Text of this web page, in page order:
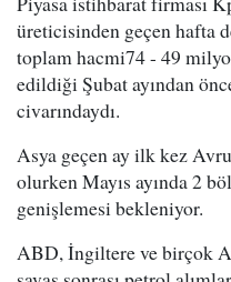
üreticisinden geçen hafta
toplam hacmi74 - 49
edildiği Şubat ayından
civarındaydı.
Asya geçen ay ilk kez
olurken Mayıs ayında 2
genişlemesi bekleniyor.
ABD, İngiltere ve birçok